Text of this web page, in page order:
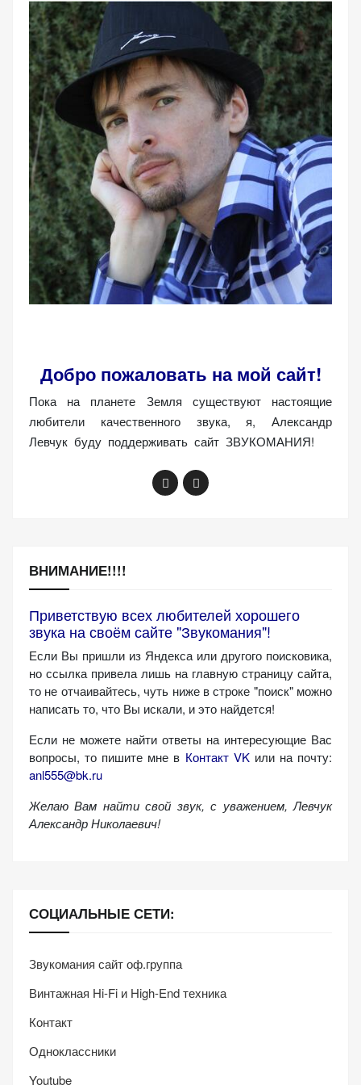
Добро пожаловать на мой сайт!
Пока на планете Земля существуют настоящие
любители качественного звука, я, Александр
Левчук буду поддерживать сайт ЗВУКОМАНИЯ!
ВНИМАНИЕ!!!!
Приветствую всех любителей хорошего
звука на своём сайте "Звукомания"!
Если Вы пришли из Яндекса или другого поисковика,
но ссылка привела лишь на главную страницу сайта,
то не отчаивайтесь, чуть ниже в строке "поиск" можно
написать то, что Вы искали, и это найдется!
Если не можете найти ответы на интересующие Вас
вопросы, то пишите мне в Контакт VKили на почту:
anl555@bk.ru
Желаю Вам найти свой звук, с уважением, Левчук
Александр Николаевич!
СОЦИАЛЬНЫЕ СЕТИ:
Звукомания сайт оф.группа
Винтажная Hi-Fi и High-End техника
Контакт
Одноклассники
Youtube
веб-сайта.
Функциональные
Обеспечивают
нормальную
работу сайта. Если
вы откажетесь от
использования
этих файлов
cookie, некоторые
функции веб-сайта
исчезнут.
Статистические
(Яндекс.Метрика).
Анонимно, без
данных.
реклама на основе
интересах и
поведении при
посещении нашего
сайта, вы повышаете
вероятность
просмотра
контента и
предложений.